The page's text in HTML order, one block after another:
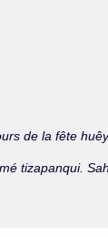
de la fête
tizapanqui.